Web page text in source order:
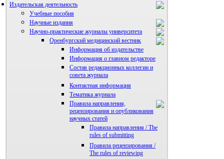
Издательская деятельность
Учебные пособия
Научные издания
Научно-практические журналы университета
Оренбургский медицинский вестник
Информация об издательстве
Информация о главном редакторе
Состав редакционных коллегии и
совета журнала
Контактная информация
Тематика журнала
Правила направления,
рецензирования и опубликования
научных статей
Правила направления / The
rules of submitting
Правила рецензирования /
The rules of reviewing